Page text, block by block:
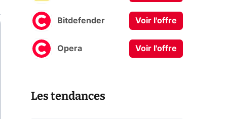
Bitdefender Voir l'offre
Opera Voir l'offre
Les tendances